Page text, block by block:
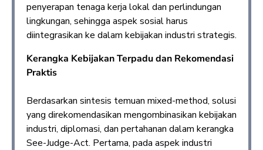
penyerapan tenaga kerja lokal dan perlindungan
lingkungan, sehingga aspek sosial harus
diintegrasikan ke dalam kebijakan industri strategis.
Kerangka Kebijakan Terpadu dan Rekomendasi
Praktis
Berdasarkan sintesis temuan mixed-method, solusi
yang direkomendasikan mengombinasikan kebijakan
industri, diplomasi, dan pertahanan dalam kerangka
See-Judge-Act. Pertama, pada aspek industri